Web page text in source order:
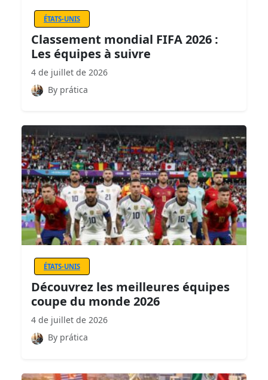
ÉTATS-UNIS
Classement mondial FIFA 2026 :
Les équipes à suivre
4 de juillet de 2026
By prática
ÉTATS-UNIS
Découvrez les meilleures équipes
coupe du monde 2026
4 de juillet de 2026
By prática